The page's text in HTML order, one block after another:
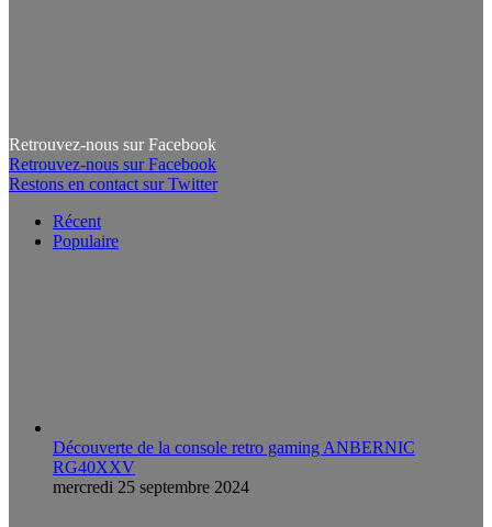
Retrouvez-nous sur Facebook
Retrouvez-nous sur Facebook
Restons en contact sur Twitter
Récent
Populaire
Découverte de la console retro gaming ANBERNIC
RG40XXV
mercredi 25 septembre 2024